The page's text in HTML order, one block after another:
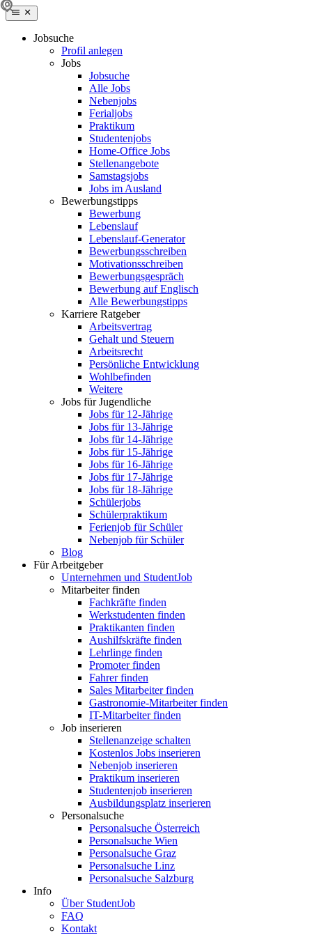
Jobsuche
Profil anlegen
Jobs
Jobsuche
Alle Jobs
Nebenjobs
Ferialjobs
Praktikum
Studentenjobs
Home-Office Jobs
Stellenangebote
Samstagsjobs
Jobs im Ausland
Bewerbungstipps
Bewerbung
Lebenslauf
Lebenslauf-Generator
Bewerbungsschreiben
Motivationsschreiben
Bewerbungsgespräch
Bewerbung auf Englisch
Alle Bewerbungstipps
Karriere Ratgeber
Arbeitsvertrag
Gehalt und Steuern
Arbeitsrecht
Persönliche Entwicklung
Wohlbefinden
Weitere
Jobs für Jugendliche
Jobs für 12-Jährige
Jobs für 13-Jährige
Jobs für 14-Jährige
Jobs für 15-Jährige
Jobs für 16-Jährige
Jobs für 17-Jährige
Jobs für 18-Jährige
Schülerjobs
Schülerpraktikum
Ferienjob für Schüler
Nebenjob für Schüler
Blog
Für Arbeitgeber
Unternehmen und StudentJob
Mitarbeiter finden
Fachkräfte finden
Werkstudenten finden
Praktikanten finden
Aushilfskräfte finden
Lehrlinge finden
Promoter finden
Fahrer finden
Sales Mitarbeiter finden
Gastronomie-Mitarbeiter finden
IT-Mitarbeiter finden
Job inserieren
Stellenanzeige schalten
Kostenlos Jobs inserieren
Nebenjob inserieren
Praktikum inserieren
Studentenjob inserieren
Ausbildungsplatz inserieren
Personalsuche
Personalsuche Österreich
Personalsuche Wien
Personalsuche Graz
Personalsuche Linz
Personalsuche Salzburg
Info
Über StudentJob
FAQ
Kontakt